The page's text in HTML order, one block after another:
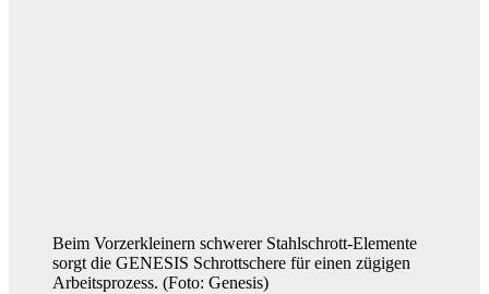
Beim Vorzerkleinern schwerer Stahlschrott-Elemente
sorgt die GENESIS Schrottschere für einen zügigen
Arbeitsprozess. (Foto: Genesis)